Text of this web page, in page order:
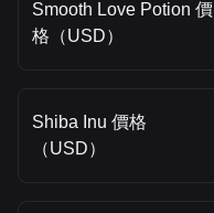
Smooth Love Potion 價
格（USD）
Shiba Inu 價格
（USD）